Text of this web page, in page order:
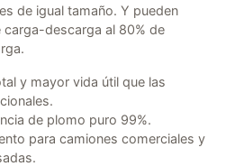
de igual tamaño. Y pueden
descarga al 80% de
y mayor vida útil que las
de plomo puro 99%.
para camiones comerciales y